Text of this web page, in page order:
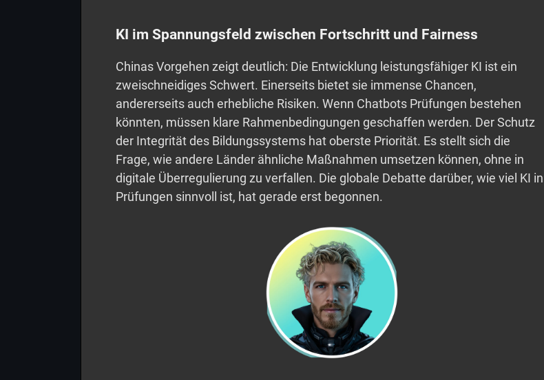
KI im Spannungsfeld zwischen Fortschritt und Fairness
Chinas Vorgehen zeigt deutlich: Die Entwicklung leistungsfähiger KI ist ein
zweischneidiges Schwert. Einerseits bietet sie immense Chancen,
andererseits auch erhebliche Risiken. Wenn Chatbots Prüfungen bestehen
könnten, müssen klare Rahmenbedingungen geschaffen werden. Der Schutz
der Integrität des Bildungssystems hat oberste Priorität. Es stellt sich die
Frage, wie andere Länder ähnliche Maßnahmen umsetzen können, ohne in
digitale Überregulierung zu verfallen. Die globale Debatte darüber, wie viel KI in
Prüfungen sinnvoll ist, hat gerade erst begonnen.